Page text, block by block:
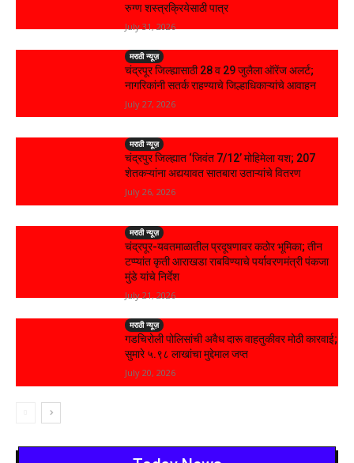
रुग्ण शस्त्रक्रियेसाठी पात्र
July 31, 2026
मराठी न्यूज़
चंद्रपूर जिल्ह्यासाठी 28 व 29 जुलैला ऑरेंज अलर्ट;
नागरिकांनी सतर्क राहण्याचे जिल्हाधिकाऱ्यांचे आवाहन
July 27, 2026
मराठी न्यूज़
चंद्रपुर जिल्ह्यात ‘जिवंत 7/12’ मोहिमेला यश; 207
शेतकऱ्यांना अद्ययावत सातबारा उताऱ्यांचे वितरण
July 26, 2026
मराठी न्यूज़
चंद्रपूर-यवतमाळातील प्रदूषणावर कठोर भूमिका; तीन
टप्प्यांत कृती आराखडा राबविण्याचे पर्यावरणमंत्री पंकजा
मुंडे यांचे निर्देश
July 21, 2026
मराठी न्यूज़
गडचिरोली पोलिसांची अवैध दारू वाहतुकीवर मोठी कारवाई;
सुमारे ५.९८ लाखांचा मुद्देमाल जप्त
July 20, 2026